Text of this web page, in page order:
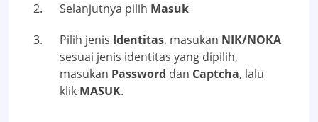
Selanjutnya pilih Masuk
Pilih jenis Identitas, masukan NIK/NOKA
sesuai jenis identitas yang dipilih,
masukan Password dan Captcha, lalu
klik MASUK.